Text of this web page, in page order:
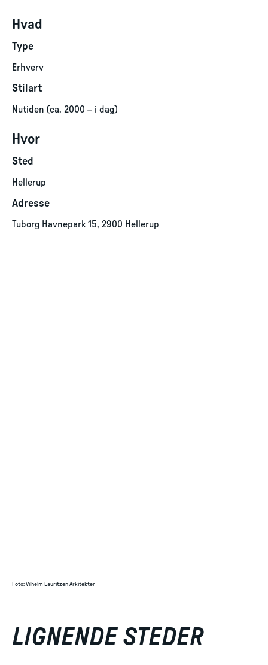
Hvad
Type
Erhverv
Stilart
Nutiden (ca. 2000 – i dag)
Hvor
Sted
Hellerup
Adresse
Tuborg Havnepark 15, 2900 Hellerup
Foto: Vilhelm Lauritzen Arkitekter
LIGNENDE STEDER